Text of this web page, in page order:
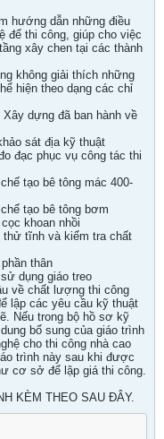
hướng dẫn những điều
để thi công, giúp cho việc
xây chen tại các thành
không giải thích những
hiện theo dạng các chỉ
dựng đã ban hành về
sát địa kỹ thuật
đạc phục vụ công tác thi
tạo bê tông mác 400-
tạo bê tông bơm
khoan nhồi
thử tĩnh và kiểm tra chất
thân
dụng giáo treo
về chất lượng thi công
lập các yêu cầu kỹ thuật
Nếu trong bộ hồ sơ kỹ
bổ sung của giáo trình
cho thi công nhà cao
trình này sau khi được
cơ sở để lập giá thi công.
KÈM THEO SAU ĐÂY.